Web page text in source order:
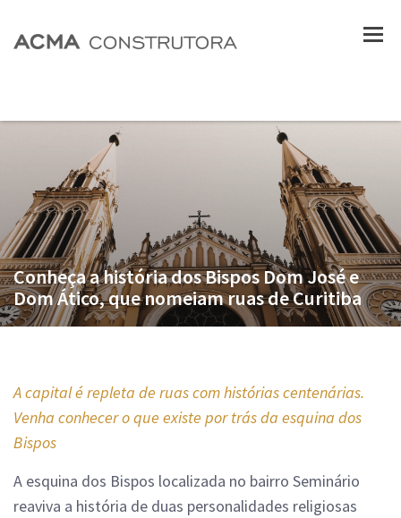
Conheça a história dos Bispos Dom José e
Dom Ático, que nomeiam ruas de Curitiba
A capital é repleta de ruas com histórias centenárias.
Venha conhecer o que existe por trás da esquina dos
Bispos
A esquina dos Bispos localizada no bairro Seminário
reaviva a história de duas personalidades religiosas